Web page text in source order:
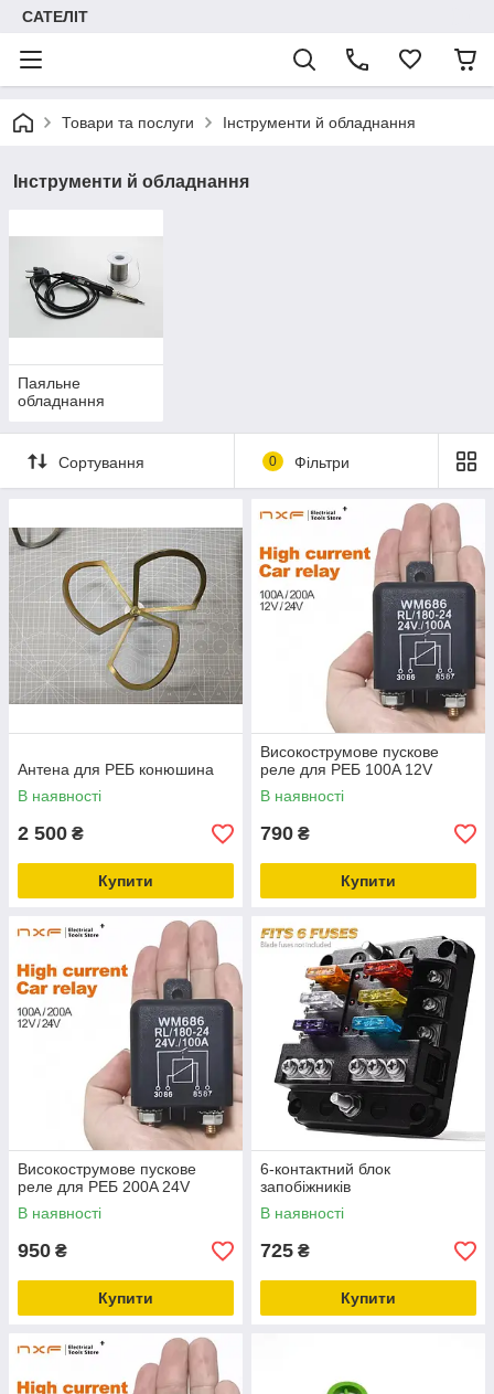
САТЕЛІТ
Товари та послуги Інструменти й обладнання
Інструменти й обладнання
Паяльне
обладнання
Сортування 0 Фільтри
Антена для РЕБ конюшина
В наявності
2 500 ₴
Купити
Високострумове пускове
реле для РЕБ 100A 12V
В наявності
790 ₴
Купити
Високострумове пускове
реле для РЕБ 200A 24V
В наявності
950 ₴
Купити
6-контактний блок
запобіжників
В наявності
725 ₴
Купити